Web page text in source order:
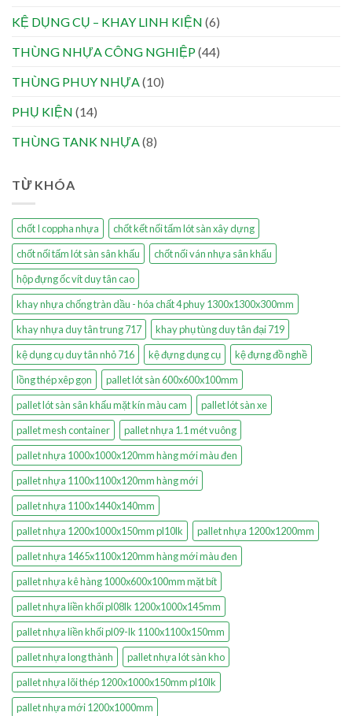
KỆ DỤNG CỤ – KHAY LINH KIỆN (6)
THÙNG NHỰA CÔNG NGHIỆP(44)
THÙNG PHUY NHỰA (10)
PHỤ KIỆN (14)
THÙNG TANK NHỰA (8)
TỪ KHÓA
chốt I coppha nhựa
chốt kết nối tấm lót sàn xây dựng
chốt nối tấm lót sàn sân khấu
chốt nối ván nhựa sân khấu
hộp đựng ốc vít duy tân cao
khay nhựa chống tràn dầu - hóa chất 4 phuy 1300x1300x300mm
khay nhựa duy tân trung 717
khay phụ tùng duy tân đại 719
kệ dụng cụ duy tân nhỏ 716
kệ đựng dụng cụ
kệ đựng đồ nghề
lồng thép xêp gọn
pallet lót sàn 600x600x100mm
pallet lót sàn sân khấu mặt kín màu cam
pallet lót sàn xe
pallet mesh container
pallet nhựa 1.1 mét vuông
pallet nhựa 1000x1000x120mm hàng mới màu đen
pallet nhựa 1100x1100x120mm hàng mới
pallet nhựa 1100x1440x140mm
pallet nhựa 1200x1000x150mm pl10lk
pallet nhựa 1200x1200mm
pallet nhựa 1465x1100x120mm hàng mới màu đen
pallet nhựa kê hàng 1000x600x100mm mặt bít
pallet nhựa liền khối pl08lk 1200x1000x145mm
pallet nhựa liền khối pl09-lk 1100x1100x150mm
pallet nhựa long thành
pallet nhựa lót sàn kho
pallet nhựa lõi thép 1200x1000x150mm pl10lk
pallet nhựa mới 1200x1000mm